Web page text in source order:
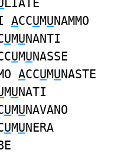
LIATE
ACCUMUNAMMO
UMUNANTI
UMUNASSE
ACCUMUNASTE
MUNATI
UMUNAVANO
UMUNERA